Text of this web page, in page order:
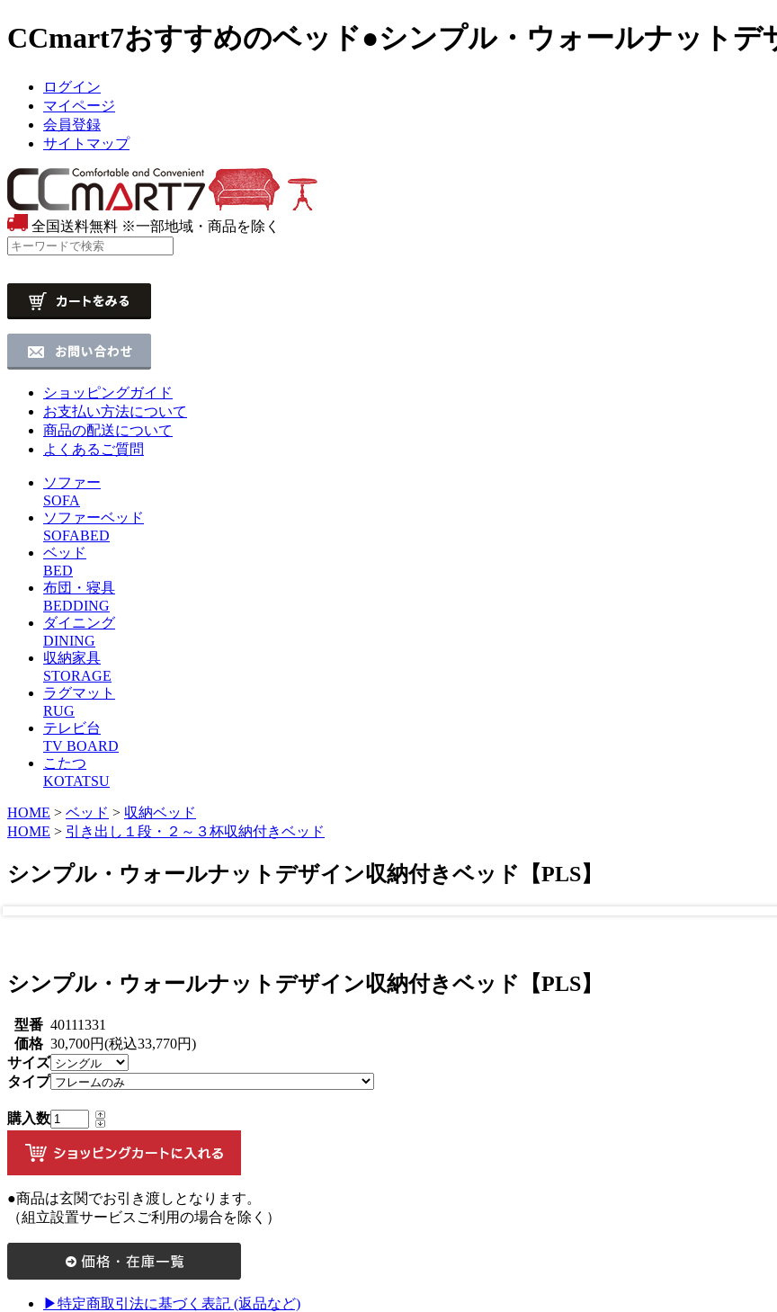
CCmart7おすすめのベッド●シンプル・ウォールナットデ
ログイン
マイページ
会員登録
サイトマップ
全国送料無料 ※一部地域・商品を除く
ショッピングガイド
お支払い方法について
商品の配送について
よくあるご質問
ソファー
SOFA
ソファーベッド
SOFABED
ベッド
BED
布団・寝具
BEDDING
ダイニング
DINING
収納家具
STORAGE
ラグマット
RUG
テレビ台
TV BOARD
こたつ
KOTATSU
HOME > ベッド > 収納ベッド
HOME > 引き出し１段・２～３杯収納付きベッド
シンプル・ウォールナットデザイン収納付きベッド【PLS】
シンプル・ウォールナットデザイン収納付きベッド【PLS】
型番 40111331
価格 30,700円(税込33,770円)
サイズ
タイプ
購入数
●商品は玄関でお引き渡しとなります。
（組立設置サービスご利用の場合を除く）
▶特定商取引法に基づく表記 (返品など)